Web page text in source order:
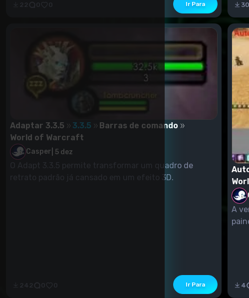
Ir Para 30
Adaptar 3.3.5 3.3.5
Barras de comando
World of Warcraft
Casper 5 dez
O Adapt 3.3.5 permite transformar um quadro de
retrato padrão já cansado em um efeito 3D.
Ir Para
A
4